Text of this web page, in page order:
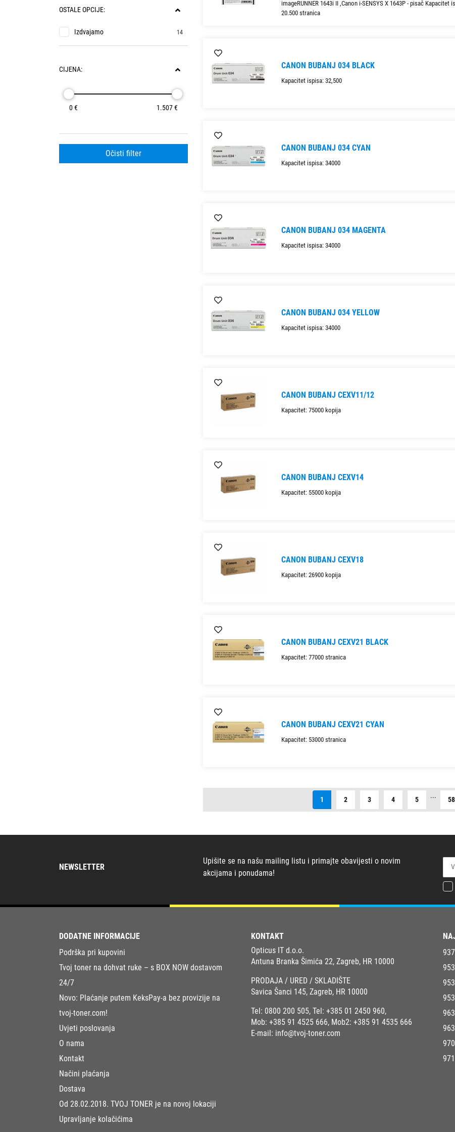
OSTALE OPCIJE:
Izdvajamo 14
CIJENA:
0 € 1.507 €
Očisti filter
imageRUNNER 1643i II ,Canon i-SENSYS X 1643P - pisač Kapacitet
20.500 stranica
CANON BUBANJ 034 BLACK
Kapacitet ispisa: 32,500
CANON BUBANJ 034 CYAN
Kapacitet ispisa: 34000
CANON BUBANJ 034 MAGENTA
Kapacitet ispisa: 34000
CANON BUBANJ 034 YELLOW
Kapacitet ispisa: 34000
CANON BUBANJ CEXV11/12
Kapacitet: 75000 kopija
CANON BUBANJ CEXV14
Kapacitet: 55000 kopija
CANON BUBANJ CEXV18
Kapacitet: 26900 kopija
CANON BUBANJ CEXV21 BLACK
Kapacitet: 77000 stranica
CANON BUBANJ CEXV21 CYAN
Kapacitet: 53000 stranica
1 2 3 4 5 ... 58
NEWSLETTER
Upišite se na našu mailing listu i primajte obavijesti o novim
akcijama i ponudama!
DODATNE INFORMACIJE
Podrška pri kupovini
Tvoj toner na dohvat ruke – s BOX NOW dostavom
24/7
Novo: Plaćanje putem KeksPay-a bez provizije na
tvoj-toner.com!
Uvjeti poslovanja
O nama
Kontakt
Načini plaćanja
Dostava
Od 28.02.2018. TVOJ TONER je na novoj lokaciji
Upravljanje kolačićima
KONTAKT
Opticus IT d.o.o.
Antuna Branka Šimića 22, Zagreb, HR 10000
PRODAJA / URED / SKLADIŠTE
Savica Šanci 145, Zagreb, HR 10000
Tel: 0800 200 505, Tel: +385 01 2450 960,
Mob: +385 91 4525 666, Mob2: +385 91 4535 666
E-mail: info@tvoj-toner.com
953
963